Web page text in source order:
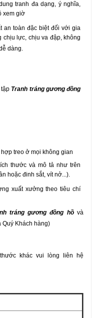
tranh đa dạng, ý nghĩa,
xem giờ
an toàn đặc biệt đối với gia
chịu lực, chịu va đập, không
dàng.
Tranh tráng gương đồng
treo ở mọi không gian
thước và mô tả như trên
hoặc đinh sắt, vít nở...).
xuất xưởng theo tiêu chí
tráng gương đồng hồvà
Quý Khách hàng)
khác vui lòng liên hệ